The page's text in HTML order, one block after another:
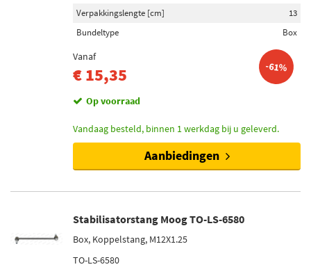
Verpakkingslengte [cm]
13
Bundeltype
Box
Vanaf
€ 15,35 -61%
Op voorraad
Vandaag besteld, binnen 1 werkdag bij u geleverd.
Aanbiedingen
Stabilisatorstang Moog TO-LS-6580
Box, Koppelstang, M12X1.25
TO-LS-6580